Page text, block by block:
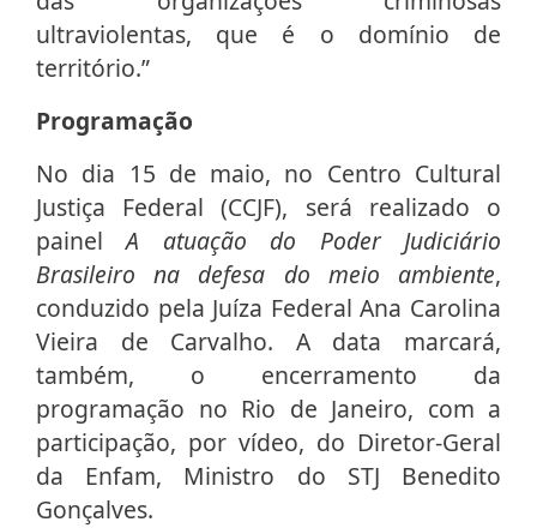
ultraviolentas, que é o domínio de
território.”
Programação
No dia 15 de maio, no Centro Cultural
Justiça Federal (CCJF), será realizado o
painelA atuação do Poder Judiciário
Brasileiro na defesa do meio ambiente,
conduzido pela Juíza Federal Ana Carolina
Vieira de Carvalho. A data marcará,
também, o encerramento da
programação no Rio de Janeiro, com a
participação, por vídeo, do Diretor-Geral
da Enfam, Ministro do STJ Benedito
Gonçalves.